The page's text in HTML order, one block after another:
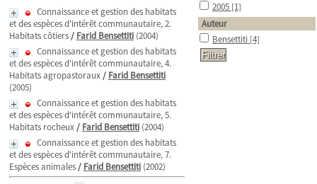
Connaissance et gestion des habitats
et des espèces d'intérêt communautaire, 2.
Habitats côtiers/ Farid Bensettiti (2004)
Connaissance et gestion des habitats
et des espèces d'intérêt communautaire, 4.
Habitats agropastoraux/ Farid Bensettiti
(2005)
Connaissance et gestion des habitats
et des espèces d'intérêt communautaire, 5.
Habitats rocheux/ Farid Bensettiti (2004)
Connaissance et gestion des habitats
et des espèces d'intérêt communautaire, 7.
Espèces animales/ Farid Bensettiti (2002)
2005 [1]
Auteur
Bensettiti [4]